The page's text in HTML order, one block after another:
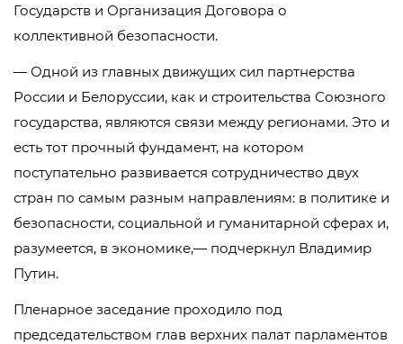
Государств и Организация Договора о
коллективной безопасности.
— Одной из главных движущих сил партнерства
России и Белоруссии, как и строительства Союзного
государства, являются связи между регионами. Это и
есть тот прочный фундамент, на котором
поступательно развивается сотрудничество двух
стран по самым разным направлениям: в политике и
безопасности, социальной и гуманитарной сферах и,
разумеется, в экономике,— подчеркнул Владимир
Путин.
Пленарное заседание проходило под
председательством глав верхних палат парламентов